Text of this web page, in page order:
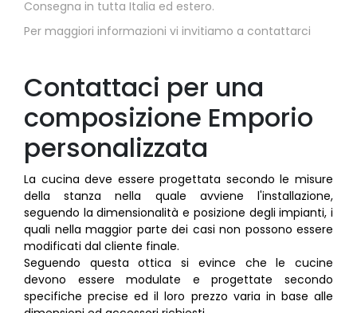
Consegna in tutta Italia ed estero.
Per maggiori informazioni vi invitiamo a contattarci
Contattaci per una
composizione Emporio
personalizzata
La cucina deve essere progettata secondo le misure
della stanza nella quale avviene l'installazione,
seguendo la dimensionalità e posizione degli impianti, i
quali nella maggior parte dei casi non possono essere
modificati dal cliente finale.
Seguendo questa ottica si evince che le cucine
devono essere modulate e progettate secondo
specifiche precise ed il loro prezzo varia in base alle